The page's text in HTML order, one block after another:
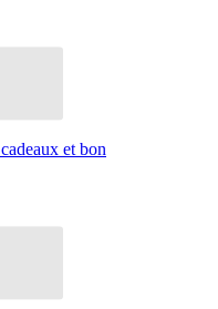
et bon